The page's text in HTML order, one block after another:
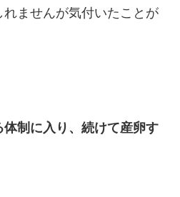
ませんが気付いたことが
体制に入り、続けて産卵す